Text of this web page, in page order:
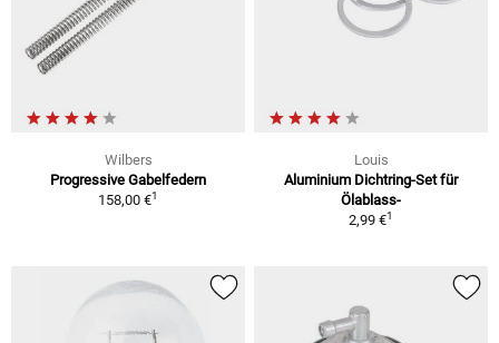
Wilbers
Progressive Gabelfedern
158,00 €1
Louis
Aluminium Dichtring-Set für
Ölablass-
2,99 €1